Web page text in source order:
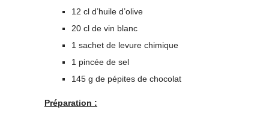
12 cl d’huile d’olive
20 cl de vin blanc
1 sachet de levure chimique
1 pincée de sel
145 g de pépites de chocolat
Préparation :